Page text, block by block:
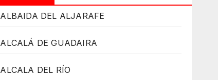
ALBAIDA DEL ALJARAFE
ALCALÁ DE GUADAIRA
ALCALA DEL RÍO